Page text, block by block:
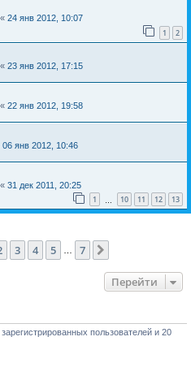
« 24 янв 2012, 10:07
1 2
« 23 янв 2012, 17:15
« 22 янв 2012, 19:58
06 янв 2012, 10:46
« 31 дек 2011, 20:25
1 10 11 12 13
из
3 4 5 … 7
Перейти
пользователей и 20